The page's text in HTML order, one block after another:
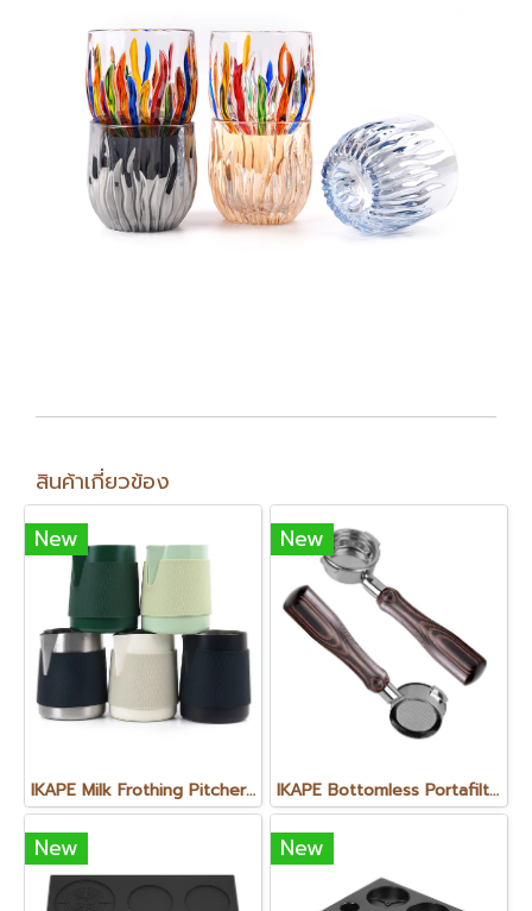
สินค้าเกี่ยวข้อง
New
IKAPE Milk Frothing Pitcher-V3 พิชเชอร์ ไม่มีหูจับ V3 ขนาด 500 ml. (1ใบ)
New
IKAPE Bottomless Portafilter Colorful Wooden Handle-Hhantom ก้านชงแบบไม่มีทางน้ำไหล หัว E61 สี Shadow Black ขนาด 58 mm
New New